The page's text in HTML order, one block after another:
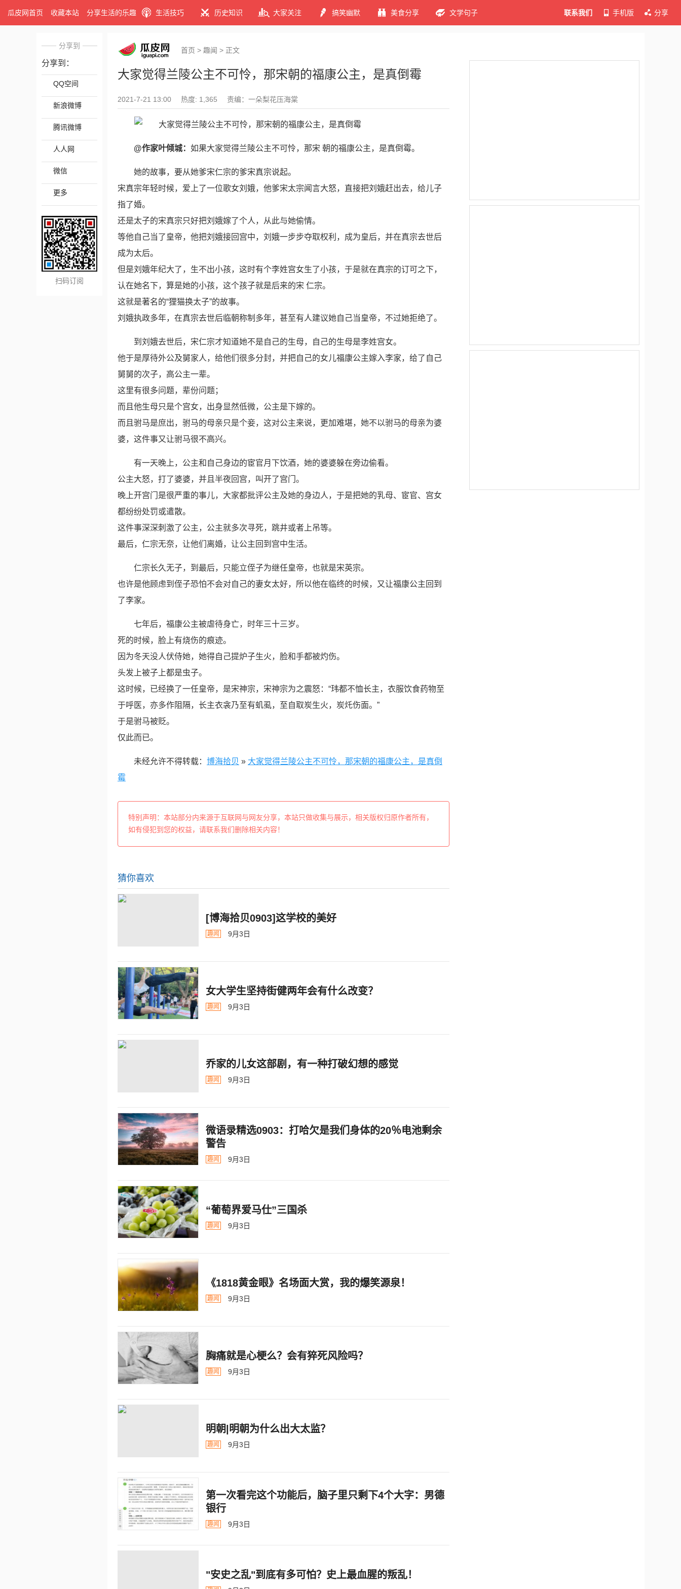
瓜皮网首页 收藏本站 分享生活的乐趣 生活技巧 历史知识 大家关注 搞笑幽默 美食分享 文学句子 联系我们 手机版 分享
分享到
分享到：
QQ空间
新浪微博
腾讯微博
人人网
微信
更多
扫码订阅
首页 > 趣闻 > 正文
大家觉得兰陵公主不可怜，那宋朝的福康公主，是真倒霉
2021-7-21 13:00 热度: 1,365 责编：一朵梨花压海棠
@作家叶倾城： 如果大家觉得兰陵公主不可怜，那宋 朝的福康公主，是真倒霉。
她的故事，要从她爹宋仁宗的爹宋真宗说起。
宋真宗年轻时候，爱上了一位歌女刘娥，他爹宋太宗闻言大怒，直接把刘娥赶出去，给儿子
指了婚。
还是太子的宋真宗只好把刘娥嫁了个人，从此与她偷情。
等他自己当了皇帝，他把刘娥接回宫中，刘娥一步步夺取权利，成为皇后，并在真宗去世后
成为太后。
但是刘娥年纪大了，生不出小孩，这时有个李姓宫女生了小孩，于是就在真宗的订可之下，
认在她名下，算是她的小孩，这个孩子就是后来的宋 仁宗。
这就是著名的“狸猫换太子”的故事。
刘娥执政多年，在真宗去世后临朝称制多年，甚至有人建议她自己当皇帝，不过她拒绝了。
到刘娥去世后，宋仁宗才知道她不是自己的生母，自己的生母是李姓宫女。
他于是厚待外公及舅家人，给他们很多分封，并把自己的女儿福康公主嫁入李家，给了自己
舅舅的次子，高公主一辈。
这里有很多问题，辈份问题；
而且他生母只是个宫女，出身显然低微，公主是下嫁的。
而且驸马是庶出，驸马的母亲只是个妾，这对公主来说，更加难堪，她不以驸马的母亲为婆
婆，这件事又让驸马很不高兴。
有一天晚上，公主和自己身边的宦官月下饮酒，她的婆婆躲在旁边偷看。
公主大怒，打了婆婆，并且半夜回宫，叫开了宫门。
晚上开宫门是很严重的事儿，大家都批评公主及她的身边人，于是把她的乳母、宦官、宫女
都纷纷处罚或遣散。
这件事深深刺激了公主，公主就多次寻死，跳井或者上吊等。
最后，仁宗无奈，让他们离婚，让公主回到宫中生活。
仁宗长久无子，到最后，只能立侄子为继任皇帝，也就是宋英宗。
也许是他顾虑到侄子恐怕不会对自己的妻女太好，所以他在临终的时候，又让福康公主回到
了李家。
七年后，福康公主被虐待身亡，时年三十三岁。
死的时候，脸上有烧伤的痕迹。
因为冬天没人伏侍她，她得自己提炉子生火，脸和手都被灼伤。
头发上被子上都是虫子。
这时候，已经换了一任皇帝，是宋神宗，宋神宗为之震怒：“玮都不恤长主，衣服饮食药物至
于呼医，亦多作阻隔，长主衣衾乃至有虮虱，至自取炭生火，炭灹伤面。”
于是驸马被贬。
仅此而已。
未经允许不得转载： 博海拾贝 » 大家觉得兰陵公主不可怜，那宋朝的福康公主，是真倒
霉
特别声明：本站部分内来源于互联网与网友分享，本站只做收集与展示，相关版权归原作者所有，
如有侵犯到您的权益，请联系我们删除相关内容！
猜你喜欢
[博海拾贝0903]这学校的美好
趣闻 9月3日
女大学生坚持街健两年会有什么改变？
趣闻 9月3日
乔家的儿女这部剧，有一种打破幻想的感觉
趣闻 9月3日
微语录精选0903：打哈欠是我们身体的20％电池剩余
警告
趣闻 9月3日
“葡萄界爱马仕”三国杀
趣闻 9月3日
《1818黄金眼》名场面大赏，我的爆笑源泉！
趣闻 9月3日
胸痛就是心梗么？会有猝死风险吗？
趣闻 9月3日
明朝|明朝为什么出大太监？ ​​​
趣闻 9月3日
第一次看完这个功能后，脑子里只剩下4个大字：男德
银行
趣闻 9月3日
"安史之乱"到底有多可怕？史上最血腥的叛乱！